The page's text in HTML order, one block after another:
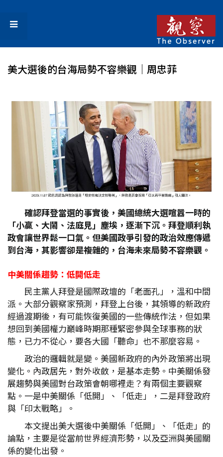
美大選後的台海局勢不容樂觀｜周忠菲
確認拜登當選的事實後，美國總統大選喧囂一時的
「小贏、大鬧、法庭見」塵埃，逐漸下沉。拜登順利執
政會讓世界鬆一口氣。但美國政爭引發的政治效應傳遞
到台海，其影響卻是複雜的，台海未來局勢不容樂觀。
中美關係趨勢：低開低走
民主黨人拜登是國際政壇的「老面孔」，溫和中間
派。大部分觀察家預測，拜登上台後，其領導的新政府
經過渡期後，有可能恢復美國的一些傳統作法，但如果
想回到美國權力巔峰時期那種緊密參與全球事務的狀
態，已力不從心，要各大國「聽命」也不那麼容易。
政治的邏輯就是變。美國新政府的內外政策將出現
變化。內政居先，對外收斂，是基本走勢。中美關係發
展趨勢與美國對台政策會朝哪裡走？有兩個主要觀察
點。一是中美關係「低開」、「低走」，二是拜登政府
與「印太戰略」。
本文提出美大選後中美關係「低開」、「低走」的
論點，主要是從當前世界經濟形勢，以及亞洲與美國關
係的變化出發。